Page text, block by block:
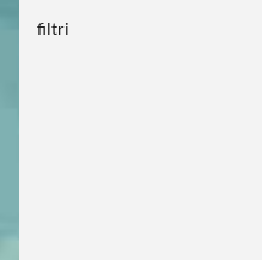
filtri